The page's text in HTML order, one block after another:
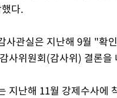
다.
사관실은 지난해 9월 "확
사위원회(감사위) 결론을
지난해 11월 강제수사에